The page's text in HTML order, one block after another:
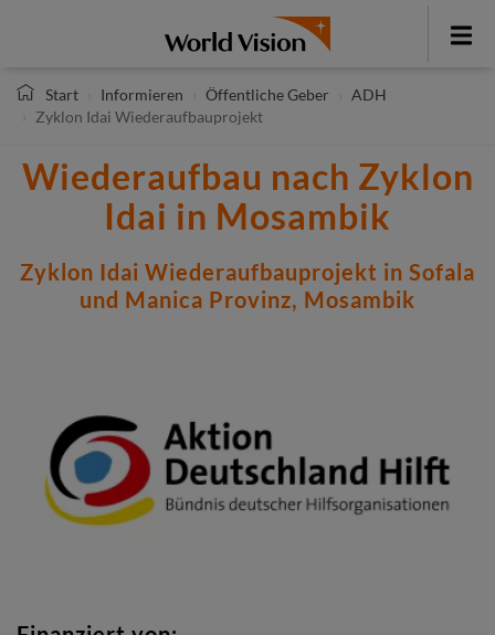
Toggle
Start
Informieren Öffentliche Geber
ADH
Zyklon Idai Wiederaufbauprojekt
Wiederaufbau nach Zyklon
Idai in Mosambik
Zyklon Idai Wiederaufbauprojekt in Sofala
und Manica Provinz, Mosambik